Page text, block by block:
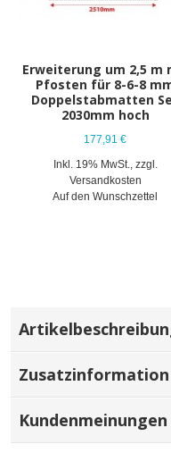
Erweiterung um 2,5 m
Pfosten für 8-6-8
Doppelstabmatten
2030mm hoch
177,91 €
Inkl. 19% MwSt.
zzgl.
Versandkosten
Auf den Wunschzettel
Zusatzinformation
Kundenmeinungen